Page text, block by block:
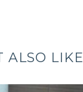
ALSO LIKE